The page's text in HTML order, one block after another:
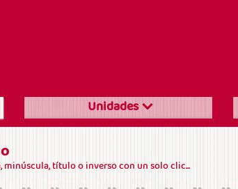
Unidades
título o inverso con un solo clic...